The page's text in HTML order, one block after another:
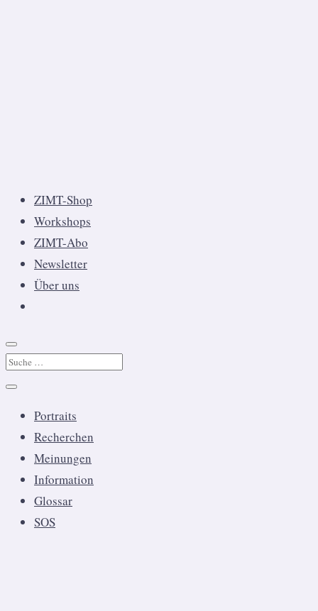
ZIMT-Shop
Workshops
ZIMT-Abo
Newsletter
Über uns
Portraits
Recherchen
Meinungen
Information
Glossar
SOS